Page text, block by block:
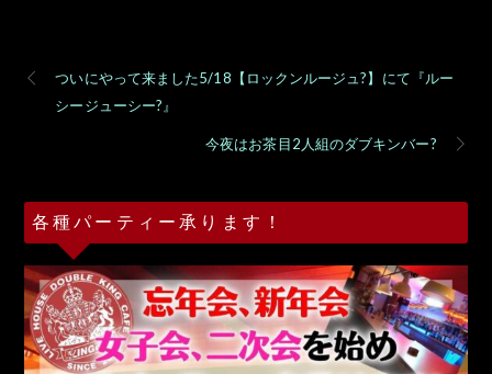
ついにやって来ました5/18【ロックンルージュ?】にて『ルー
シージューシー?』
今夜はお茶目2人組のダブキンバー?
各種パーティー承ります！